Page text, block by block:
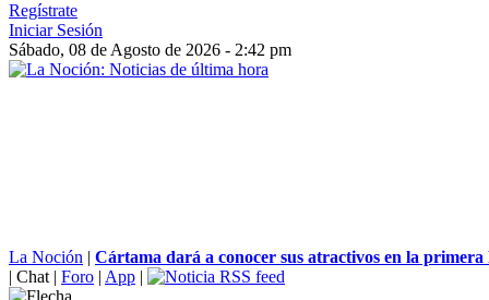
Regístrate
Iniciar Sesión
Sábado, 08 de Agosto de 2026 - 2:42 pm
La Noción | Cártama dará a conocer sus atractivos en la primera
| Chat | Foro | App |